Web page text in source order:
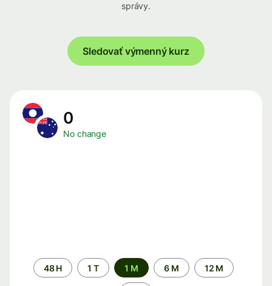
správy.
Sledovať výmenný kurz
0
No change
Time
period
48 H 1 T 1 M 6 M 12 M